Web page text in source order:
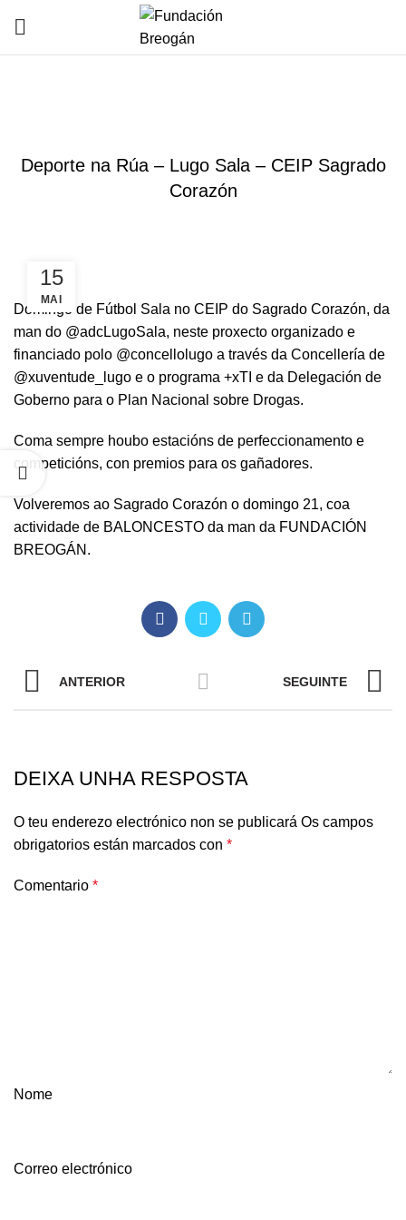
Deporte na Rúa – Lugo Sala – CEIP Sagrado
Corazón
15
MAI
Domingo de Fútbol Sala no CEIP do Sagrado Corazón, da
man do @adcLugoSala, neste proxecto organizado e
financiado polo @concellolugo a través da Concellería de
@xuventude_lugo e o programa +xTI e da Delegación de
Goberno para o Plan Nacional sobre Drogas.
Coma sempre houbo estacións de perfeccionamento e
competicións, con premios para os gañadores.
Volveremos ao Sagrado Corazón o domingo 21, coa
actividade de BALONCESTO da man da FUNDACIÓN
BREOGÁN.
ANTERIOR SEGUINTE
DEIXA UNHA RESPOSTA
O teu enderezo electrónico non se publicará Os campos
obrigatorios están marcados con *
Comentario *
Nome
Correo electrónico